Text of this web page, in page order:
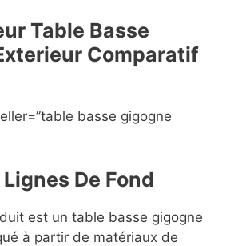
Table Basse
Comparatif
basse gigogne
De Fond
est un table basse gigogne
à partir de matériaux de